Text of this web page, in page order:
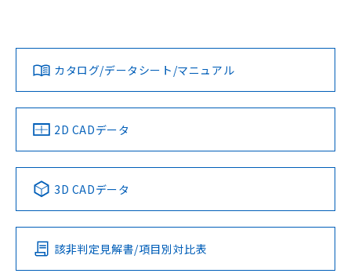
ダウンロードデータをご利用いただく前に、以下を必ずお読
みください。
ソフトウェアの使用条件
対応済み
中国 RoHS 注意事項・凡例
Pb Hg Cd Cr(VI)
O
カタログ/データシート/マニュアル
2D CADデータ
3D CADデータ
該非判定見解書/項目別対比表